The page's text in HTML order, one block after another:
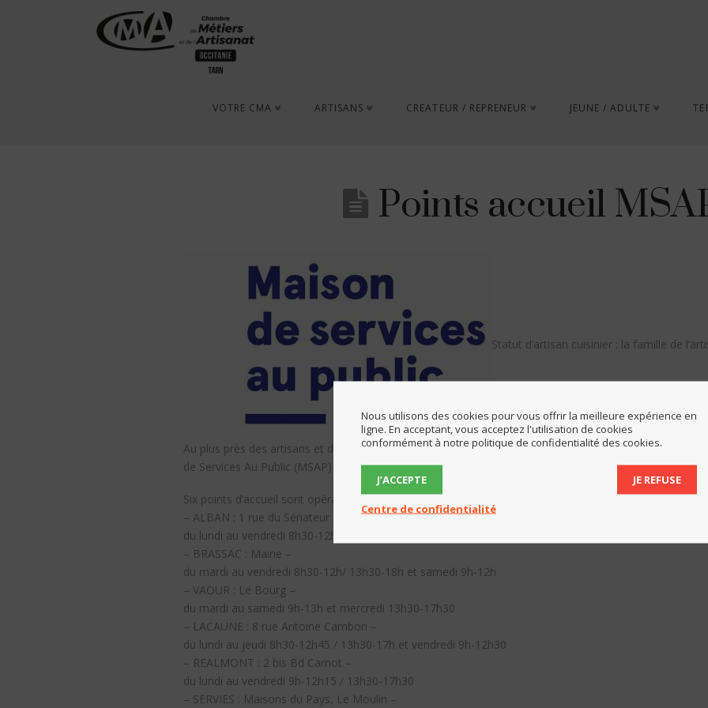
VOTRE CMA ARTISANS CREATEUR / REPRENEUR JEUNE / ADULTE
Points accueil
Statut d’artisan cuisinier : la famille de
Au plus près des artisans et des commerçants, le Régime Social des Indépendants (RSI) Midi-
de Services Au Public (MSAP) depuis le 1er mars 2017.
Six points d’accueil sont opérationnels dans le Tarn :
– ALBAN : 1 rue du Sénateur Boularan –
du lundi au vendredi 8h30-12h30 / 13h30-17h30
– BRASSAC : Mairie –
du mardi au vendredi 8h30-12h/ 13h30-18h et samedi 9h-12h
– VAOUR : Le Bourg –
du mardi au samedi 9h-13h et mercredi 13h30-17h30
– LACAUNE : 8 rue Antoine Cambon –
du lundi au jeudi 8h30-12h45 / 13h30-17h et vendredi 9h-12h30
– REALMONT : 2 bis Bd Carnot –
du lundi au vendredi 9h-12h15 / 13h30-17h30
– SERVIES : Maisons du Pays, Le Moulin –
Nous utilisons des cookies pour vous offrir la meilleure expérience en
ligne. En acceptant, vous acceptez l'utilisation de cookies
conformément à notre politique de confidentialité des cookies.
J’ACCEPTE JE REFUSE
Centre de confidentialité